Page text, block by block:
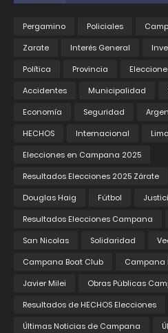
Pergamino Policiales
Zarate
Interés General
Política
Provincia
Accidentes
Municipalidad
Economía
Seguridad
HECHOS
Internacional
Lima
Elecciones en Campana 2025
Resultados Elecciones 2025 Zárate
Douglas Haig
Fútbol
Resultados Elecciones Campana
San Nicolas
Solidaridad
Campana Boat Club
Campana
Javier Milei
Obras Públicas
Resultados de HECHOS Elecciones
Últimas Noticias de Campana